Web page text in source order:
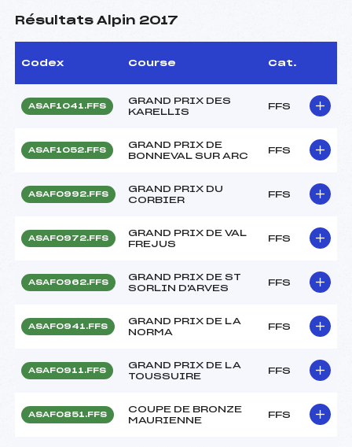
Résultats Alpin 2017
Codex Course Cat.
ASAF1041.FFS
GRAND PRIX DES
KARELLIS
FFS
ASAF1052.FFS
GRAND PRIX DE
BONNEVAL SUR ARC
FFS
ASAF0992.FFS
GRAND PRIX DU
CORBIER
FFS
ASAF0972.FFS
GRAND PRIX DE VAL
FREJUS
FFS
ASAF0962.FFS
GRAND PRIX DE ST
SORLIN D'ARVES
FFS
ASAF0941.FFS
GRAND PRIX DE LA
NORMA
FFS
ASAF0911.FFS
GRAND PRIX DE LA
TOUSSUIRE
FFS
ASAF0851.FFS
COUPE DE BRONZE
MAURIENNE
FFS